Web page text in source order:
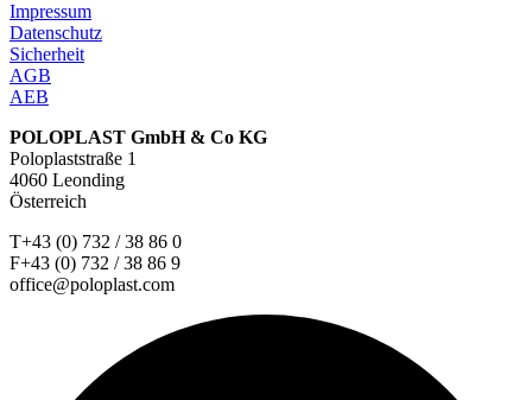
Impressum
Datenschutz
Sicherheit
AGB
AEB
POLOPLAST GmbH & Co KG
Poloplaststraße 1
4060 Leonding
Österreich
T+43 (0) 732 / 38 86 0
F+43 (0) 732 / 38 86 9
office@poloplast.com